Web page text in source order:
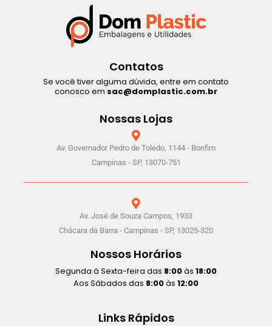
Contatos
Se você tiver alguma dúvida, entre em contato
conosco em sac@domplastic.com.br
Nossas Lojas
Av. Governador Pedro de Toledo, 1144 - Bonfim
Campinas - SP, 13070-751
Av. José de Souza Campos, 1933
Chácara da Barra - Campinas - SP, 13025-320
Nossos Horários
Segunda á Sexta-feira das 8:00às 18:00
Aos Sábados das 8:00às 12:00
Links Rápidos